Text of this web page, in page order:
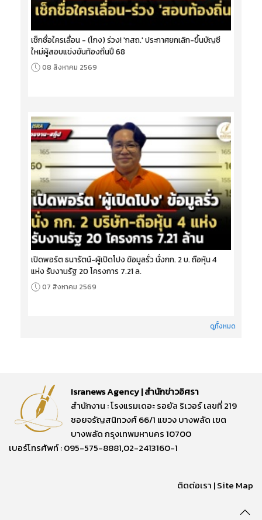
เช็กชื่อใครเลื่อน - (โกง) ร่วง! 'กสถ.' ประกาศยกเลิก-ขึ้นบัญชี
ใหม่ผู้สอบแข่งขันท้องถิ่นปี 68
08 สิงหาคม 2569
เปิดพอร์ต ธนารัตน์-ผู้เปิดโปง ข้อมูลรั่ว นั่งกก. 2 บ. ถือหุ้น 4
แห่ง รับงานรัฐ 20 โครงการ 7.21 ล.
07 สิงหาคม 2569
ดูทั้งหมด
Isranews Agency | สำนักข่าวอิศรา
สำนักงาน : โรงแรมเดอะ รอยัล ริเวอร์ เลขที่ 219
ซอยจรัญสนิทวงศ์ 66/1 แขวง บางพลัด เขต
บางพลัด กรุงเทพมหานคร 10700
เบอร์โทรศัพท์ : 095-575-8881,02-2413160-1
ติดต่อเรา |Site Map